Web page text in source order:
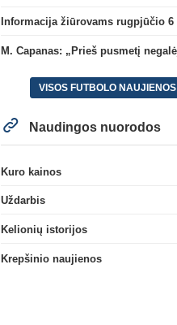
VISOS FUTBOLO NAUJIENOS
Naudingos nuorodos
Kuro kainos
Uždarbis
Kelionių istorijos
Krepšinio naujienos